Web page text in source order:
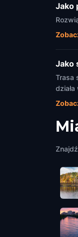
Jako
Jako
Trasa
działa